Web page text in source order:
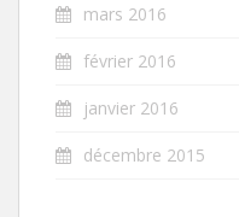
mars 2016
février 2016
janvier 2016
décembre 2015